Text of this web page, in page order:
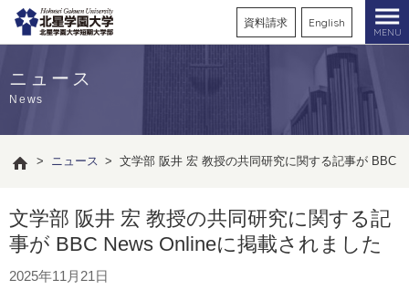
資料請求 English
MENU
ニュース
News
> ニュース > 文学部 阪井 宏 教授の共同研究に関する記事が BBC
文学部 阪井 宏 教授の共同研究に関する記
事が BBC News Onlineに掲載されました
2025年11月21日